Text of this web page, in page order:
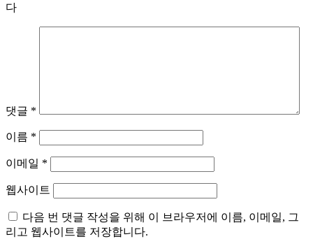
다
댓글 *
이름 *
이메일 *
웹사이트
다음 번 댓글 작성을 위해 이 브라우저에 이름, 이메일, 그
리고 웹사이트를 저장합니다.